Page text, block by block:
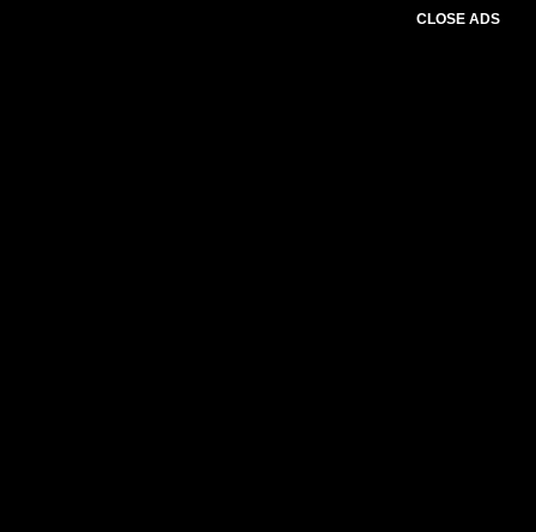
CLOSE ADS